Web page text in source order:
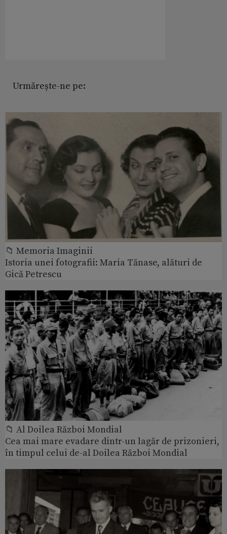
Urmărește-ne pe:
📁 Memoria Imaginii
Istoria unei fotografii: Maria Tănase, alături de
Gică Petrescu
📁 Al Doilea Război Mondial
Cea mai mare evadare dintr-un lagăr de prizonieri,
în timpul celui de-al Doilea Război Mondial